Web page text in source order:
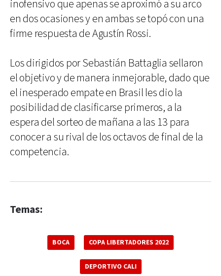
inofensivo que apenas se aproximó a su arco
en dos ocasiones y en ambas se topó con una
firme respuesta de Agustín Rossi.
Los dirigidos por Sebastián Battaglia sellaron
el objetivo y de manera inmejorable, dado que
el inesperado empate en Brasil les dio la
posibilidad de clasificarse primeros, a la
espera del sorteo de mañana a las 13 para
conocer a su rival de los octavos de final de la
competencia.
Temas:
BOCA COPA LIBERTADORES 2022
DEPORTIVO CALI